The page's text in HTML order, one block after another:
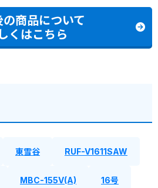
商品について
くはこちら
東雪谷 RUF-V1611SAW
MBC-155V(A) 16号